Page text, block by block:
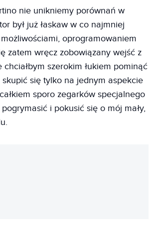
nie unikniemy porównań w
był już łaskaw w co najmniej
możliwościami, oprogramowaniem
zatem wręcz zobowiązany wejść z
szerokim łukiem pominąć
się tylko na jednym aspekcie
sporo zegarków specjalnego
i pokusić się o mój mały,